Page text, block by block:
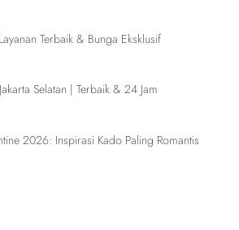
Terbaik & Bunga Eksklusif
Selatan | Terbaik & 24 Jam
2026: Inspirasi Kado Paling Romantis